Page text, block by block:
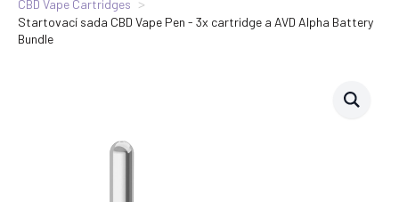
CBD Vape Cartridges
Startovací sada CBD Vape Pen - 3x cartridge a AVD Alpha Battery
Bundle